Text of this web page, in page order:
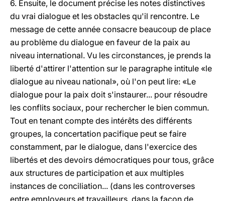
6. Ensuite, le document précise les notes distinctives
du vrai dialogue et les obstacles qu'il rencontre. Le
message de cette année consacre beaucoup de place
au problème du dialogue en faveur de la paix au
niveau international. Vu les circonstances, je prends la
liberté d'attirer l'attention sur le paragraphe intitule «le
dialogue au niveau national», où l'on peut lire: «Le
dialogue pour la paix doit s'instaurer... pour résoudre
les conflits sociaux, pour rechercher le bien commun.
Tout en tenant compte des intérêts des différents
groupes, la concertation pacifique peut se faire
constamment, par le dialogue, dans l'exercice des
libertés et des devoirs démocratiques pour tous, grâce
aux structures de participation et aux multiples
instances de conciliation... (dans les controverses
entre employeurs et travailleurs, dans la façon de